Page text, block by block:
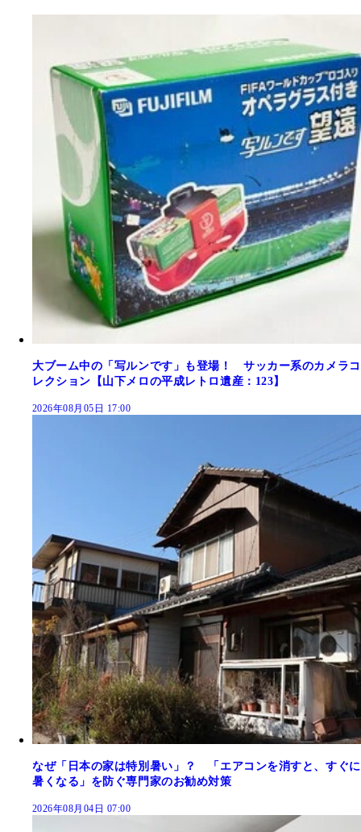
大ブーム中の「写ルンです」も登場！ サッカー系のカメラコ
レクション【山下メロの平成レトロ遺産：123】
2026年08月05日 17:00
なぜ「日本の家は特別暑い」？ 「エアコンを消すと、すぐに
暑くなる」を防ぐ専門家のお勧め対策
2026年08月04日 07:00